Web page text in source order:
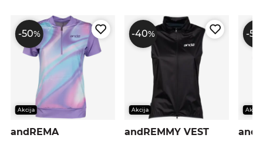
-50%
Akcija
andREMA
-40%
Akcija
andREMMY VEST
-50
Akcija